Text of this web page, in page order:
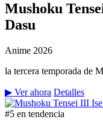
Mushoku
Dasu
Anime 2026
la tercera temporada de
▶ Ver ahora Detalles
#5 en tendencia